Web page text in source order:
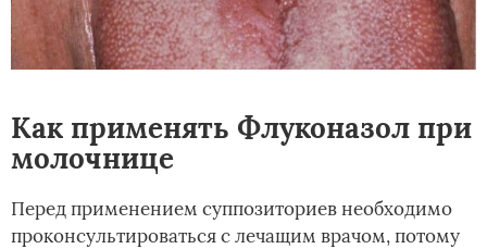
Как применять Флуконазол при
молочнице
Перед применением суппозиториев необходимо
проконсультироваться с лечащим врачом, потому